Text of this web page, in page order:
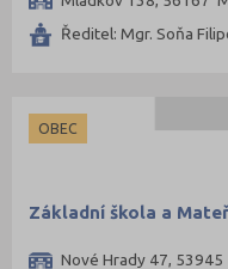
Ředitel: Mgr. Soňa
OBEC
Základní škola a
Nové Hrady 47,